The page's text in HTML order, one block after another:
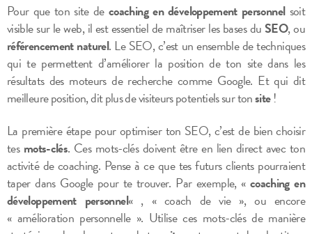
Pour que ton site decoaching en développement personnelsoit
visible sur le web, il est essentiel de maîtriser les bases du SEO, ou
référencement naturel. Le SEO, c’est un ensemble de techniques
qui te permettent d’améliorer la position de ton site dans les
résultats des moteurs de recherche comme Google. Et qui dit
meilleure position, dit plus de visiteurs potentiels sur tonsite!
La première étape pour optimiser ton SEO, c’est de bien choisir
tes mots-clés. Ces mots-clés doivent être en lien direct avec ton
activité de coaching. Pense à ce que tes futurs clients pourraient
taper dans Google pour te trouver. Par exemple, « coaching en
développement personnel« , « coach de vie », ou encore
« amélioration personnelle ». Utilise ces mots-clés de manière